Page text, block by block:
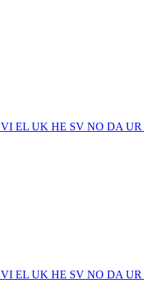
VI EL UK HE SV NO DA UR
VI EL UK HE SV NO DA UR